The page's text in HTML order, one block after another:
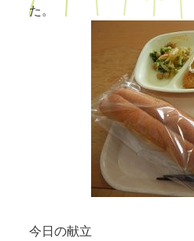
た。
今日の献立